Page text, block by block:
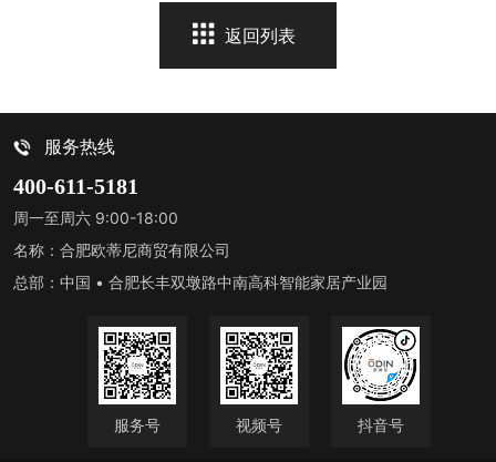
返回列表
服务热线
400-611-5181
周一至周六 9:00-18:00
名称：合肥欧蒂尼商贸有限公司
总部：中国 • 合肥长丰双墩路中南高科智能家居产业园
服务号 视频号 抖音号